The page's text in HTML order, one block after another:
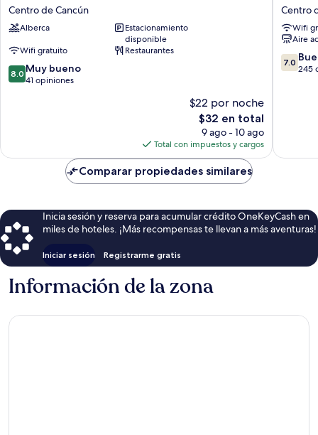
Las
Palmas
en
Centro
de
Cancún
Centro de Cancún
Alberca
Estacionamiento
disponible
Wifi gratuito
Restaurantes
8.0
de
8.0 Muy bueno
41 opiniones
$22 por noche
El
precio
actual
es
de
$32
$32 en total
9 ago - 10 ago
Total con impuestos y cargos
Centro
de
Cancún
Centro
Wifi
Aire
7.0
de
7.0
245
Comparar propiedades similares
Inicia sesión y reserva para acumular crédito OneKeyCash en
miles de hoteles. ¡Más recompensas te llevan a más aventuras!
Iniciar sesión Registrarme gratis
Información de la zona